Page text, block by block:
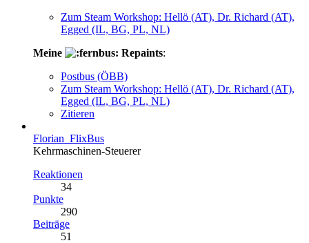
Zum Steam Workshop: Hellö (AT), Dr. Richard (AT),
Egged (IL, BG, PL, NL)
Meine
Repaints:
Postbus (ÖBB)
Zum Steam Workshop: Hellö (AT), Dr. Richard (AT),
Egged (IL, BG, PL, NL)
Zitieren
Florian_FlixBus
Kehrmaschinen-Steuerer
Reaktionen
34
Punkte
290
Beiträge
51